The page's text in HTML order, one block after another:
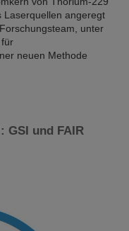
Laserquellen angeregt
unter
neuen Methode
GSI und FAIR